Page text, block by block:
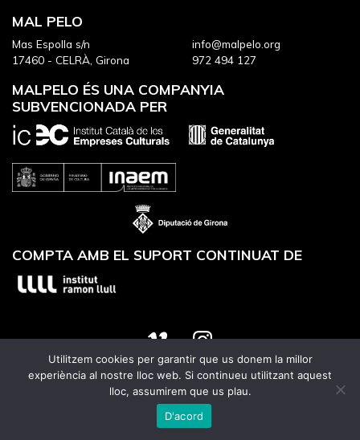
MAL PELO
Mas Espolla s/n
17460 - CELRÀ, Girona
info@malpelo.org
972 494 127
MALPELO ÉS UNA COMPANYIA
SUBVENCIONADA PER
COMPTA AMB EL SUPORT CONTINUAT DE
Website designed byUtrans
Utilitzem cookies per garantir que us donem la millor
experiència al nostre lloc web. Si continueu utilitzant aquest
lloc, assumirem que us plau.
D'acord